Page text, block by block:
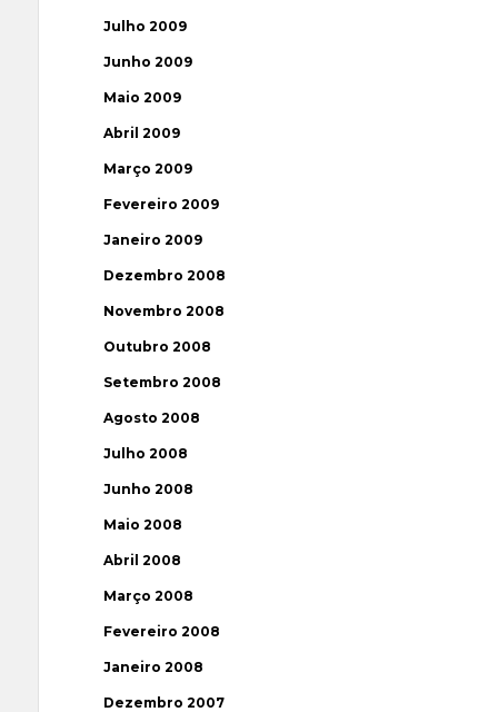
Julho 2009
Junho 2009
Maio 2009
Abril 2009
Março 2009
Fevereiro 2009
Janeiro 2009
Dezembro 2008
Novembro 2008
Outubro 2008
Setembro 2008
Agosto 2008
Julho 2008
Junho 2008
Maio 2008
Abril 2008
Março 2008
Fevereiro 2008
Janeiro 2008
Dezembro 2007